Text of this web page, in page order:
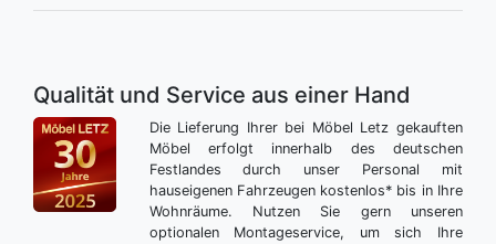
Qualität und Service aus einer Hand
Die Lieferung Ihrer bei Möbel Letz gekauften
Möbel erfolgt innerhalb des deutschen
Festlandes durch unser Personal mit
hauseigenen Fahrzeugen kostenlos* bis in Ihre
Wohnräume. Nutzen Sie gern unseren
optionalen Montageservice, um sich Ihre